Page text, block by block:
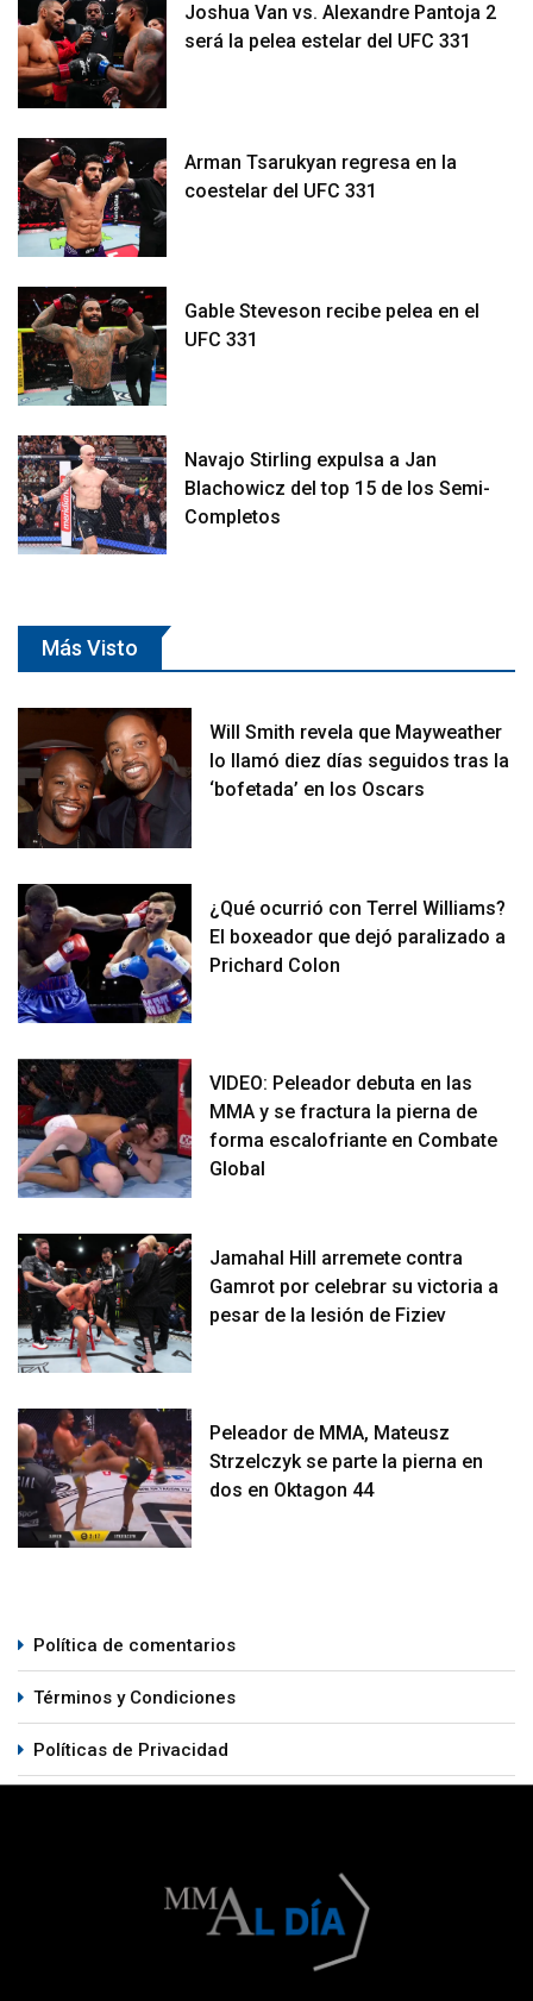
Joshua Van vs. Alexandre Pantoja 2
será la pelea estelar del UFC 331
Arman Tsarukyan regresa en la
coestelar del UFC 331
Gable Steveson recibe pelea en el
UFC 331
Navajo Stirling expulsa a Jan
Blachowicz del top 15 de los Semi-
Completos
Más Visto
Will Smith revela que Mayweather
lo llamó diez días seguidos tras la
‘bofetada’ en los Oscars
¿Qué ocurrió con Terrel Williams?
El boxeador que dejó paralizado a
Prichard Colon
VIDEO: Peleador debuta en las
MMA y se fractura la pierna de
forma escalofriante en Combate
Global
Jamahal Hill arremete contra
Gamrot por celebrar su victoria a
pesar de la lesión de Fiziev
Peleador de MMA, Mateusz
Strzelczyk se parte la pierna en
dos en Oktagon 44
Política de comentarios
Términos y Condiciones
Políticas de Privacidad